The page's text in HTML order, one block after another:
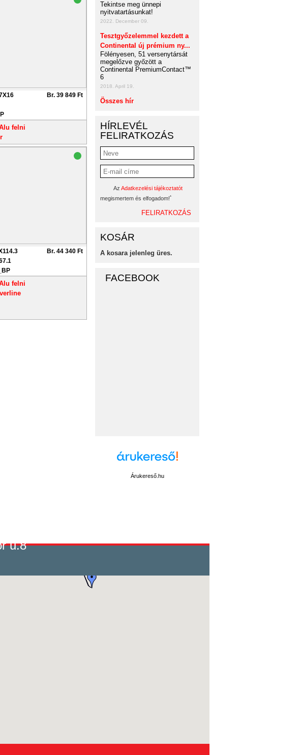
Br. 39 849 Ft
felni
Br. 44 340 Ft
felni
Tekintse meg ünnepi
nyitvatartásunkat!
2022. December 09.
Tesztgyőzelemmel kezdett a
Continental új prémium ny...
Fölényesen, 51 versenytársát
megelőzve győzött a
Continental PremiumContact™
6
2018. April 19.
Összes hír
HÍRLEVÉL
FELIRATKOZÁS
Az Adatkezelési tájékoztatót
megismertem és elfogadom!*
KOSÁR
A kosara jelenleg üres.
FACEBOOK
Árukereső.hu
u.8